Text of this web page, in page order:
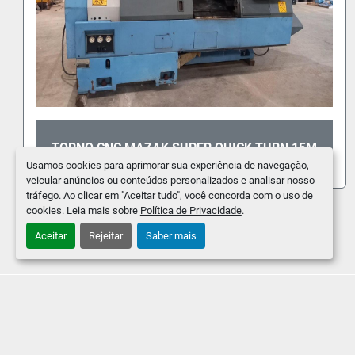
Usamos cookies para aprimorar sua experiência de navegação,
veicular anúncios ou conteúdos personalizados e analisar nosso
tráfego. Ao clicar em "Aceitar tudo", você concorda com o uso de
cookies. Leia mais sobre Política de Privacidade.
Aceitar Rejeitar Saber mais
TORNO CNC MAZAK SUPER QUICK TURN 15M